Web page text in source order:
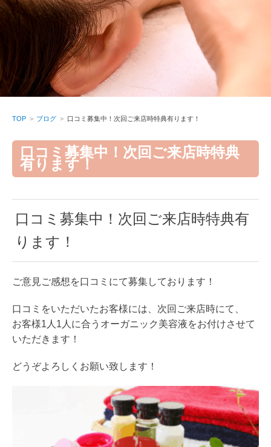
TOP ブログ 口コミ募集中！次回ご来店時特典有ります！
口コミ募集中！次回ご来店時特典
有ります！
口コミ募集中！次回ご来店時特典有
ります！
ご意見ご感想を口コミにて募集しております！
口コミをいただいたお客様には、次回ご来店時にて、
お客様1人1人に合うオーガニック美容液をお付けさせて
いただきます！
どうぞよろしくお願い致します！